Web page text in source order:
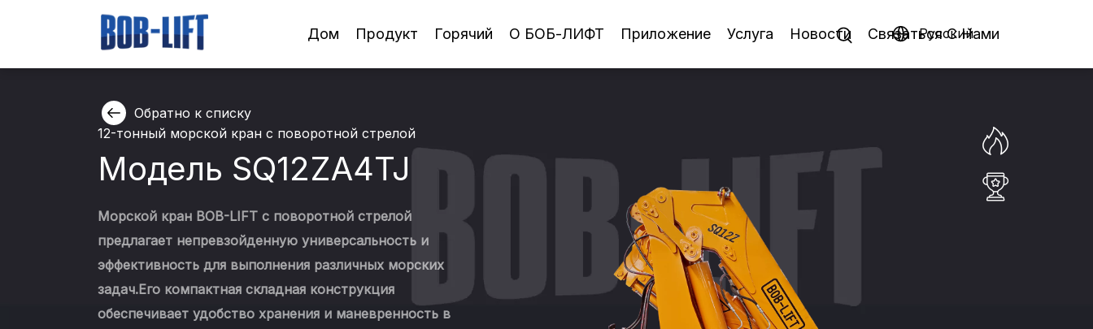
Дом Продукт Горячий О БОБ-ЛИФТ Приложение Услуга Новости Связаться C Hами
Pусский
12-тонный морской кран с поворотной стрелой
Модель SQ12ZA4TJ
Морской кран BOB-LIFT с поворотной стрелой
предлагает непревзойденную универсальность и
эффективность для выполнения различных морских
задач.Его компактная складная конструкция
обеспечивает удобство хранения и маневренность в
Обратно к списку